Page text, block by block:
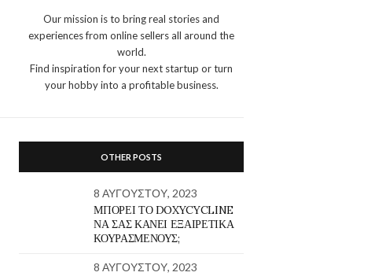
Our mission is to bring real stories and
experiences from online sellers all around the
world.
Find inspiration for your next startup or turn
your hobby into a profitable business.
OTHER POSTS
8 ΑΥΓΟΎΣΤΟΥ, 2023
ΜΠΟΡΕΊ ΤΟ DOXYCYCLINE
ΝΑ ΣΑΣ ΚΆΝΕΙ ΕΞΑΙΡΕΤΙΚΆ
ΚΟΥΡΑΣΜΈΝΟΥΣ;
8 ΑΥΓΟΎΣΤΟΥ, 2023